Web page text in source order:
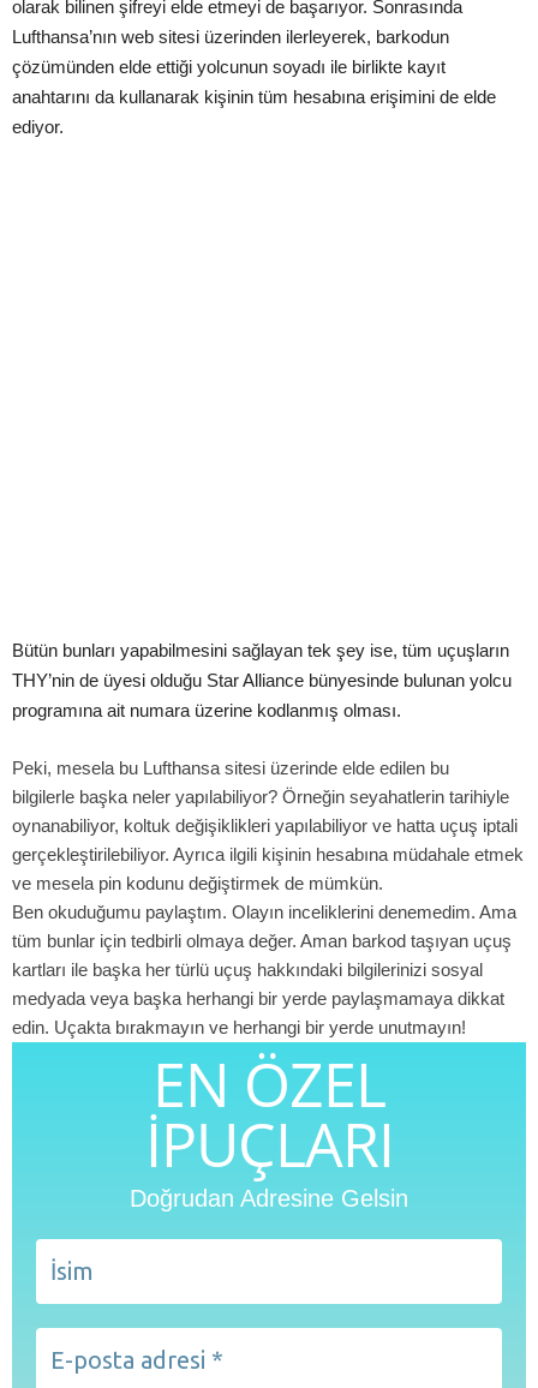
olarak bilinen şifreyi elde etmeyi de başarıyor. Sonrasında
Lufthansa’nın web sitesi üzerinden ilerleyerek, barkodun
çözümünden elde ettiği yolcunun soyadı ile birlikte kayıt
anahtarını da kullanarak kişinin tüm hesabına erişimini de elde
ediyor.
Bütün bunları yapabilmesini sağlayan tek şey ise, tüm uçuşların
THY’nin de üyesi olduğu Star Alliance bünyesinde bulunan yolcu
programına ait numara üzerine kodlanmış olması.
Peki, mesela bu Lufthansa sitesi üzerinde elde edilen bu
bilgilerle başka neler yapılabiliyor? Örneğin seyahatlerin tarihiyle
oynanabiliyor, koltuk değişiklikleri yapılabiliyor ve hatta uçuş iptali
gerçekleştirilebiliyor. Ayrıca ilgili kişinin hesabına müdahale etmek
ve mesela pin kodunu değiştirmek de mümkün.
Ben okuduğumu paylaştım. Olayın inceliklerini denemedim. Ama
tüm bunlar için tedbirli olmaya değer. Aman barkod taşıyan uçuş
kartları ile başka her türlü uçuş hakkındaki bilgilerinizi sosyal
medyada veya başka herhangi bir yerde paylaşmamaya dikkat
edin. Uçakta bırakmayın ve herhangi bir yerde unutmayın!
EN ÖZEL
İPUÇLARI
Doğrudan Adresine Gelsin